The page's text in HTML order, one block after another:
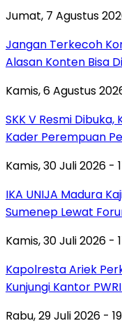
Jumat, 7 Agustus
Jangan Terkecoh
Alasan Konten Bisa
Kamis, 6 Agustus
SKK V Resmi
Kader Perempuan
Kamis, 30 Juli 2026 -
IKA UNIJA Madura
Sumenep Lewat
Kamis, 30 Juli 2026 -
Kapolresta Ariek
Kunjungi Kantor
Rabu, 29 Juli 2026 -